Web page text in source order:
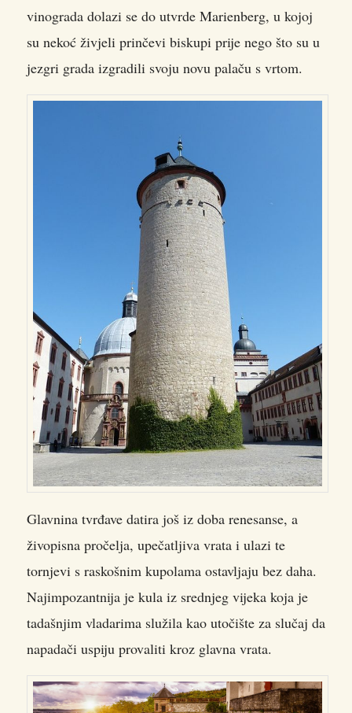
vinograda dolazi se do utvrde Marienberg, u kojoj
su nekoć živjeli prinčevi biskupi prije nego što su u
jezgri grada izgradili svoju novu palaču s vrtom.
Glavnina tvrđave datira još iz doba renesanse, a
živopisna pročelja, upečatljiva vrata i ulazi te
tornjevi s raskošnim kupolama ostavljaju bez daha.
Najimpozantnija je kula iz srednjeg vijeka koja je
tadašnjim vladarima služila kao utočište za slučaj da
napadači uspiju provaliti kroz glavna vrata.